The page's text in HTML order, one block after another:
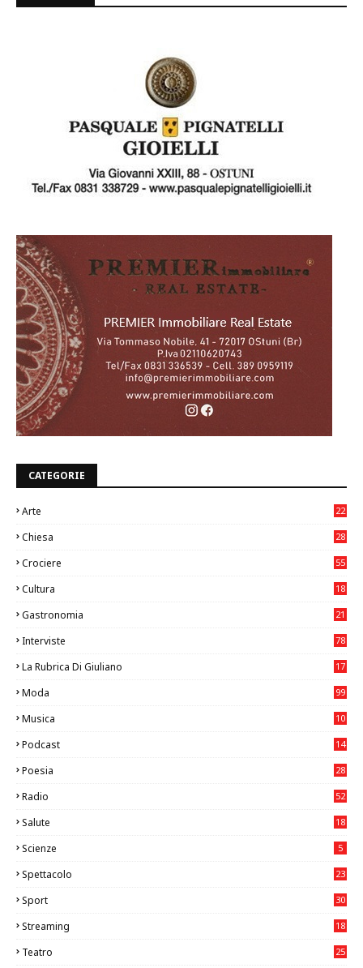
CATEGORIE
Arte
22
Chiesa
28
Crociere 55
Cultura
18
Gastronomia
21
Interviste 78
La Rubrica Di Giuliano
17
Moda 99
Musica
10
Podcast 14
Poesia 28
Radio 52
Salute
18
Scienze 5
Spettacolo 23
Sport
30
Streaming 18
Teatro
25